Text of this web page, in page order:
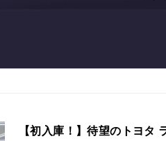
【初入庫！】待望のトヨタ